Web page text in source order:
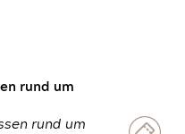
rund um
rund um